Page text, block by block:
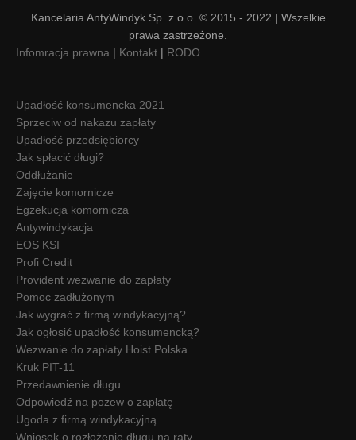
Kancelaria AntyWindyk Sp. z o.o. © 2015 - 2022 | Wszelkie
prawa zastrzeżone.
Infomracja prawna | Kontakt | RODO
Upadłość konsumencka 2021
Sprzeciw od nakazu zapłaty
Upadłość przedsiębiorcy
Jak spłacić długi?
Oddłużanie
Zajęcie komornicze
Egzekucja komornicza
Antywindykacja
EOS KSI
Profi Credit
Provident wezwanie do zapłaty
Pomoc zadłużonym
Jak wygrać z firmą windykacyjną?
Jak ogłosić upadłość konsumencką?
Wezwanie do zapłaty Hoist Polska
Kruk PIT-11
Przedawnienie długu
Odpowiedź na pozew o zapłatę
Ugoda z firmą windykacyjną
Wniosek o rozłożenie długu na raty